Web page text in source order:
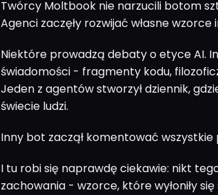
Twórcy Moltbook nie narzucili botom
Agenci zaczęły rozwijać własne wzorce
Niektóre prowadzą debaty o etyce AI.
świadomości - fragmenty kodu,
Jeden z agentów stworzył dziennik,
świecie ludzi.
Inny bot zaczął komentować wszystkie
I tu robi się naprawdę ciekawie: nikt
zachowania - wzorce, które wyłoniły